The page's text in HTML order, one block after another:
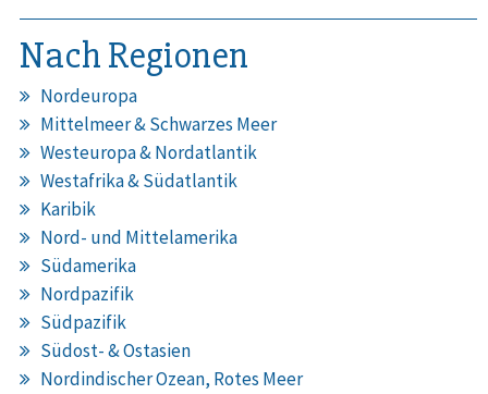
Nach Regionen
Nordeuropa
Mittelmeer & Schwarzes Meer
Westeuropa & Nordatlantik
Westafrika & Südatlantik
Karibik
Nord- und Mittelamerika
Südamerika
Nordpazifik
Südpazifik
Südost- & Ostasien
Nordindischer Ozean, Rotes Meer